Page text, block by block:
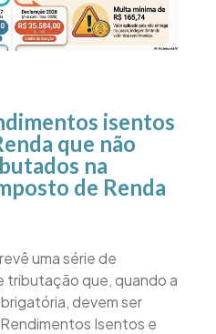
isentos
que não
na
de Renda
uma série de
tributação que, quando a
devem ser
Isentos e